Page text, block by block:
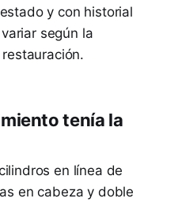
y con historial
según la
tenía la
en línea de
en cabeza y doble